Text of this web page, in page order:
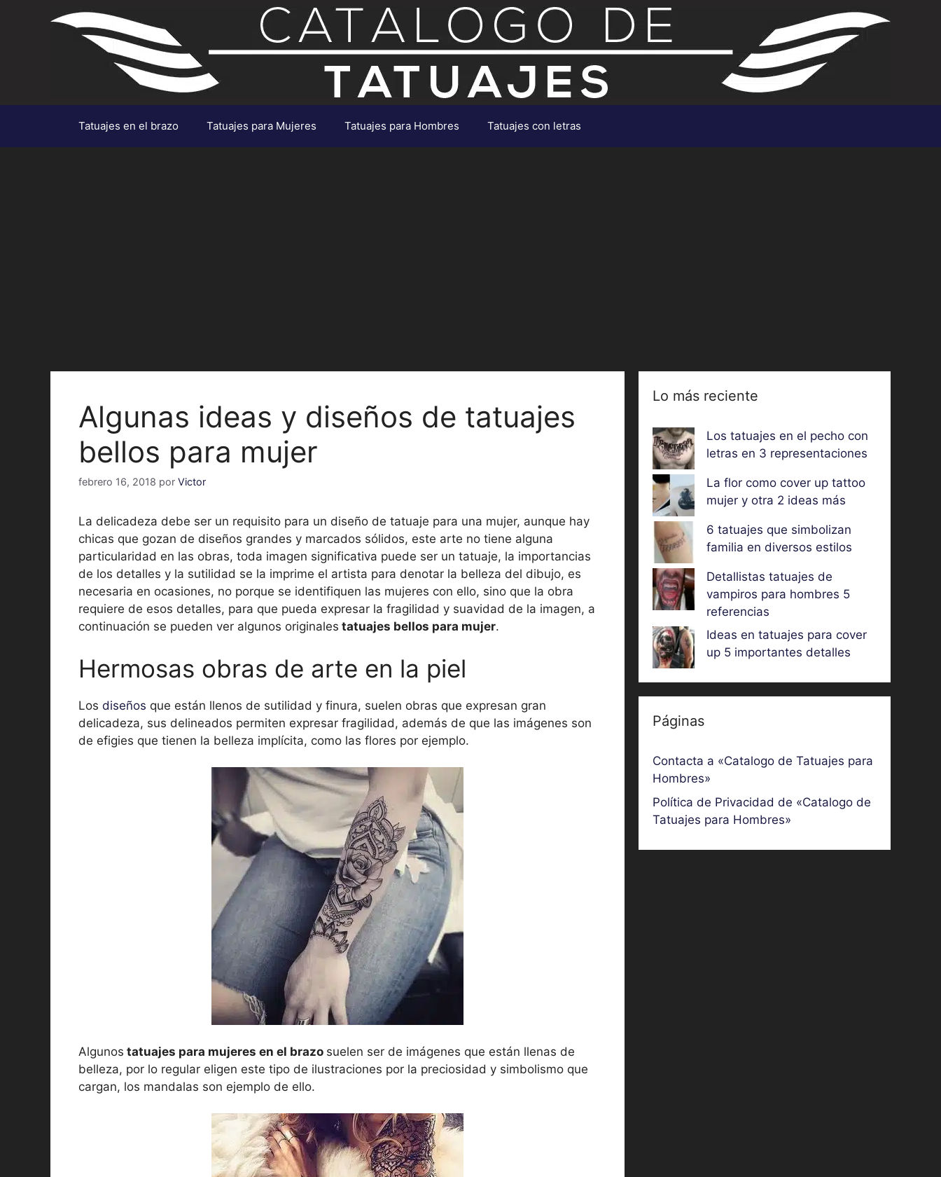
Tatuajes en el brazo Tatuajes para Mujeres Tatuajes para Hombres Tatuajes con letras
Algunas ideas y diseños de tatuajes
bellos para mujer
febrero 16, 2018 por Victor
La delicadeza debe ser un requisito para un diseño de tatuaje para una mujer, aunque hay
chicas que gozan de diseños grandes y marcados sólidos, este arte no tiene alguna
particularidad en las obras, toda imagen significativa puede ser un tatuaje, la importancias
de los detalles y la sutilidad se la imprime el artista para denotar la belleza del dibujo, es
necesaria en ocasiones, no porque se identifiquen las mujeres con ello, sino que la obra
requiere de esos detalles, para que pueda expresar la fragilidad y suavidad de la imagen, a
continuación se pueden ver algunos originales tatuajes bellos para mujer.
Hermosas obras de arte en la piel
Los diseños que están llenos de sutilidad y finura, suelen obras que expresan gran
delicadeza, sus delineados permiten expresar fragilidad, además de que las imágenes son
de efigies que tienen la belleza implícita, como las flores por ejemplo.
Algunos tatuajes para mujeres en el brazo suelen ser de imágenes que están llenas de
belleza, por lo regular eligen este tipo de ilustraciones por la preciosidad y simbolismo que
cargan, los mandalas son ejemplo de ello.
Lo más reciente
Los tatuajes en el pecho con
letras en 3 representaciones
La flor como cover up tattoo
mujer y otra 2 ideas más
6 tatuajes que simbolizan
familia en diversos estilos
Detallistas tatuajes de
vampiros para hombres 5
referencias
Ideas en tatuajes para cover
up 5 importantes detalles
Páginas
Contacta a «Catalogo de Tatuajes para
Hombres»
Política de Privacidad de «Catalogo de
Tatuajes para Hombres»